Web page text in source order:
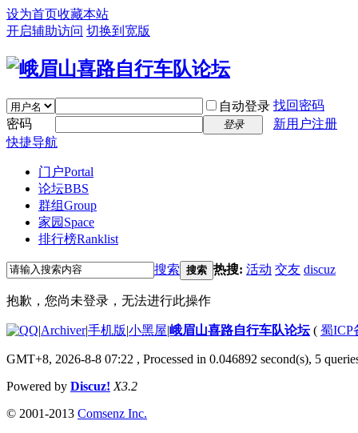
设为首页收藏本站
开启辅助访问 切换到宽版
自动登录 找回密码
密码
登录
新用户注册
快捷导航
门户Portal
论坛BBS
群组Group
家园 Space
排行榜Ranklist
搜索 搜索 热搜: 活动 交友 discuz
抱歉，您尚未登录，无法进行此操作
|Archiver|手机版|小黑屋|峨眉山喜路自行车队论坛( 蜀ICP
GMT+8, 2026-8-8 07:22 , Processed in 0.046892 second(s), 5
Powered by Discuz! X3.2
© 2001-2013 Comsenz Inc.